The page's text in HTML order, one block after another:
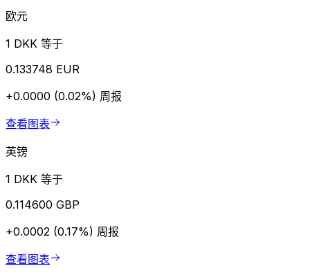
欧元
1 DKK 等于
0.133748 EUR
+0.0000 (0.02%) 周报
查看图表
英镑
1 DKK 等于
0.114600 GBP
+0.0002 (0.17%) 周报
查看图表